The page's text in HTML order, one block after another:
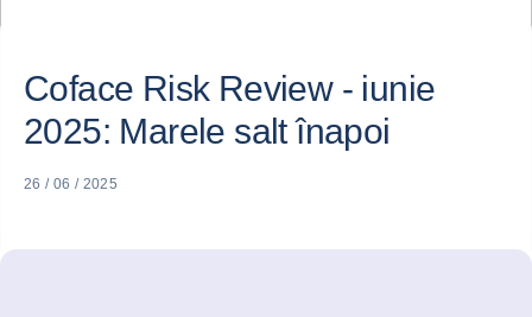
Coface Risk Review - iunie
2025: Marele salt înapoi
26 / 06 / 2025